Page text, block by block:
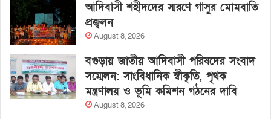
আদিবাসী শহীদদের স্মরণে গাসুর মোমবাতি
প্রজ্বলন
August 8, 2026
বগুড়ায় জাতীয় আদিবাসী পরিষদের সংবাদ
সম্মেলন: সাংবিধানিক স্বীকৃতি, পৃথক
মন্ত্রণালয় ও ভূমি কমিশন গঠনের দাবি
August 8, 2026